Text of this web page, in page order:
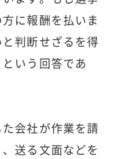
に報酬を払いま
判断せざるを得
いう回答であ
会社が作業を請
送る文面などを